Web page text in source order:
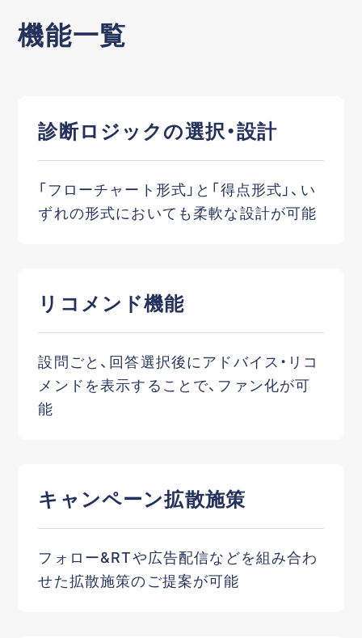
機能一覧
診断ロジックの選択・設計
「フローチャート形式」と「得点形式」、い
ずれの形式においても柔軟な設計が可能
リコメンド機能
設問ごと、回答選択後にアドバイス・リコ
メンドを表示することで、ファン化が可
能
キャンペーン拡散施策
フォロー&RTや広告配信などを組み合わ
せた拡散施策のご提案が可能